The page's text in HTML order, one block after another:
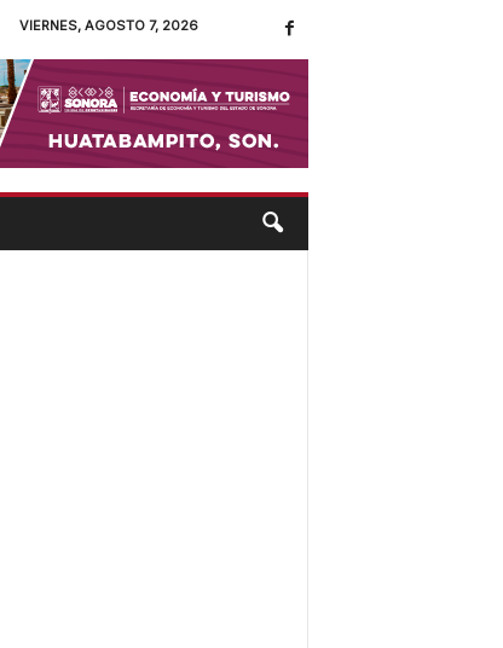
VIERNES, AGOSTO 7, 2026